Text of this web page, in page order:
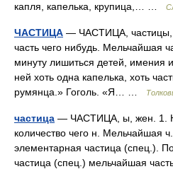
капля, капелька, крупица,… …
ЧАСТИЦА — ЧАСТИЦА, частицы,
часть чего нибудь. Мельчайшая
минуту лишиться детей, имения
ней хоть одна капелька, хоть
румянца.» Гоголь. «Я… …
частица — ЧАСТИЦА, ы, жен. 1.
количество чего н. Мельчайшая
элементарная частица (спец.).
частица (спец.) мельчайшая